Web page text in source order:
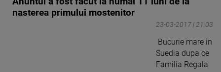
nasterea primului mostenitor
23-03-2017 | 21:03
Bucurie mare in
Suedia dupa ce
Familia Regala